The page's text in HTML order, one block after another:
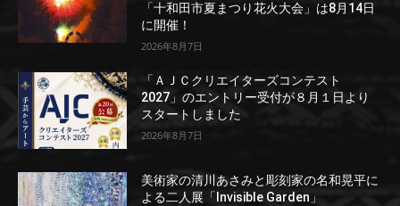
「十和田市夏まつり花火大会」は8月14日
に開催！
2026年8月7日
「ＡＪＣクリエイターズコンテスト
2027」のエントリー受付が８月１日より
スタートしました
2026年8月7日
美術家の清川あさみと彫刻家の名和晃平に
よる二人展「Invisible Garden」